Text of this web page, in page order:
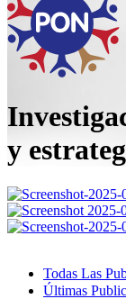
y
Todas Las
Últimas